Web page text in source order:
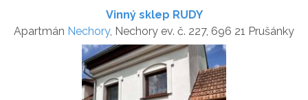
Vinný sklep RUDY
Apartmán Nechory, Nechory ev. č. 227, 696 21 Prušánky